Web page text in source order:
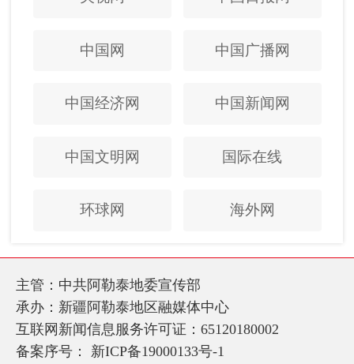
中国网 中国广播网
中国经济网 中国新闻网
中国文明网 国际在线
环球网 海外网
主管：中共阿勒泰地委宣传部
承办：新疆阿勒泰地区融媒体中心
互联网新闻信息服务许可证：65120180002
备案序号： 新ICP备19000133号-1